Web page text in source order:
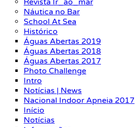
Revista Ir_ao_mar
Náutica no Bar
School At Sea
Histórico
Águas Abertas 2019
Águas Abertas 2018
Águas Abertas 2017
Photo Challenge
Intro
Notícias | News
Nacional Indoor Apneia 2017
Início
Notícias